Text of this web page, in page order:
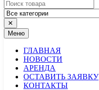
✕
Меню
ГЛАВНАЯ
НОВОСТИ
АРЕНДА
ОСТАВИТЬ ЗАЯВКУ
КОНТАКТЫ